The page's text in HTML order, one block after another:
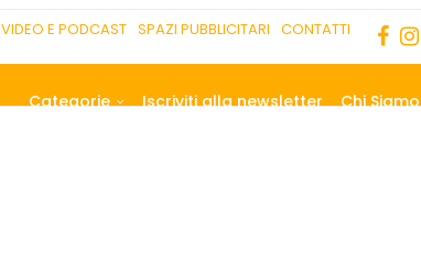
VIDEO E PODCAST SPAZI PUBBLICITARI CONTATTI
Categorie Iscriviti alla newsletter Chi Siamo